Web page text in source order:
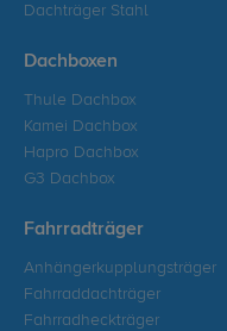
Dachträger Stahl
Dachboxen
Thule Dachbox
Kamei Dachbox
Hapro Dachbox
G3 Dachbox
Fahrradträger
Anhängerkupplungsträger
Fahrraddachträger
Fahrradheckträger